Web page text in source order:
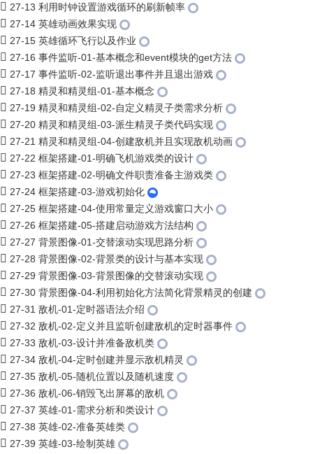
27-13 利用时钟设置游戏循环的刷新帧率
27-14 英雄动画效果实现
27-15 英雄循环飞行以及作业
27-16 事件监听-01-基本概念和event模块的get方法
27-17 事件监听-02-监听退出事件并且退出游戏
27-18 精灵和精灵组-01-基本概念
27-19 精灵和精灵组-02-自定义精灵子类需求分析
27-20 精灵和精灵组-03-派生精灵子类代码实现
27-21 精灵和精灵组-04-创建敌机并且实现敌机动画
27-22 框架搭建-01-明确飞机游戏类的设计
27-23 框架搭建-02-明确文件职责准备主游戏类
27-24 框架搭建-03-游戏初始化
27-25 框架搭建-04-使用常量定义游戏窗口大小
27-26 框架搭建-05-搭建启动游戏方法结构
27-27 背景图像-01-交替滚动实现思路分析
27-28 背景图像-02-背景类的设计与基本实现
27-29 背景图像-03-背景图像的交替滚动实现
27-30 背景图像-04-利用初始化方法简化背景精灵的创建
27-31 敌机-01-定时器语法介绍
27-32 敌机-02-定义并且监听创建敌机的定时器事件
27-33 敌机-03-设计并准备敌机类
27-34 敌机-04-定时创建并显示敌机精灵
27-35 敌机-05-随机位置以及随机速度
27-36 敌机-06-销毁飞出屏幕的敌机
27-37 英雄-01-需求分析和类设计
27-38 英雄-02-准备英雄类
27-39 英雄-03-绘制英雄